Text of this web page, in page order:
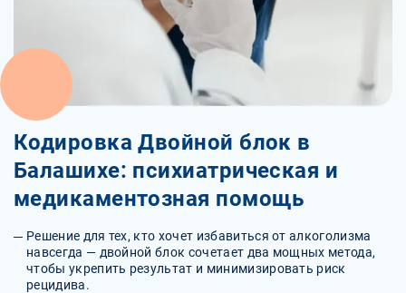
Кодировка Двойной блок в
Балашихе: психиатрическая и
медикаментозная помощь
Решение для тех, кто хочет избавиться от алкоголизма
навсегда — двойной блок сочетает два мощных метода,
чтобы укрепить результат и минимизировать риск
рецидива.